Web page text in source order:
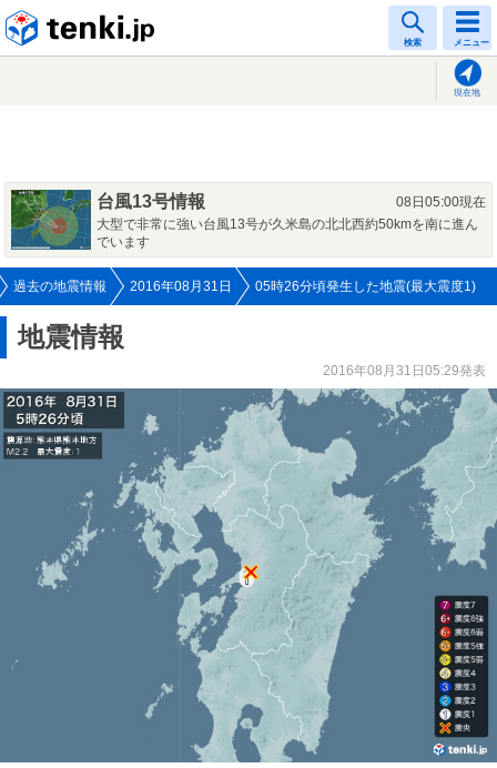
検索 メニュー
現在地
台風13号情報
08日05:00現在
大型で非常に強い台風13号が久米島の北北西約50kmを南に進ん
でいます
過去の地震情報 2016年08月31日 05時26分頃発生した地震(最大震度1)
地震情報
2016年08月31日05:29発表